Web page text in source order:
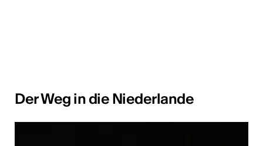
Der Weg in die Niederlande